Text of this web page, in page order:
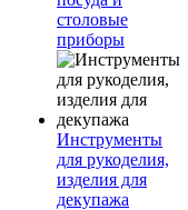
столовые
приборы
Инструменты
для рукоделия,
изделия для
декупажа